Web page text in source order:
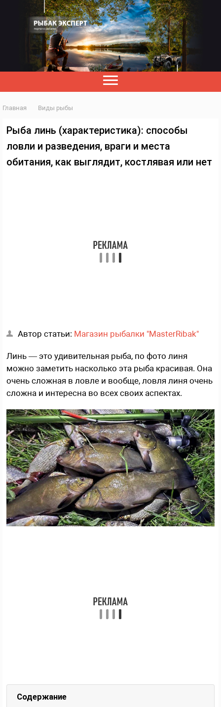
Главная Виды рыбы
Рыба линь (характеристика): способы
ловли и разведения, враги и места
обитания, как выглядит, костлявая или нет
Автор статьи: Магазин рыбалки "MasterRibak"
Линь — это удивительная рыба, по фото линя
можно заметить насколько эта рыба красивая. Она
очень сложная в ловле и вообще, ловля линя очень
сложна и интересна во всех своих аспектах.
Содержание